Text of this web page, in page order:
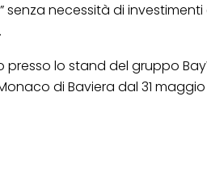
senza necessità di
presso lo stand del gruppo
di Baviera dal 31 maggio